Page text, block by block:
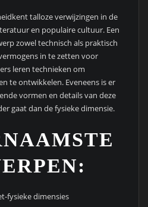
talloze verwijzingen in de
en populaire cultuur. Een
zowel technisch als praktisch
in te zetten voor
leren technieken om
te ontwikkelen. Eveneens is er
vormen en details van deze
gaat dan de fysieke dimensie.
fysieke dimensies